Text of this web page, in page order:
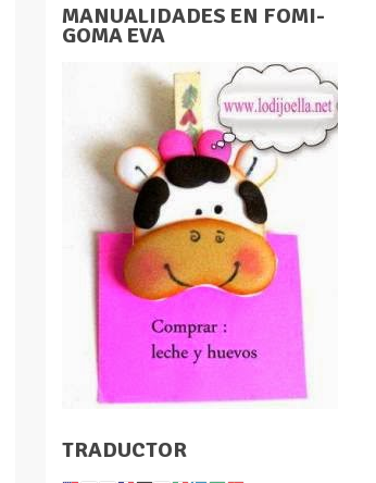
MANUALIDADES EN FOMI-
GOMA EVA
TRADUCTOR